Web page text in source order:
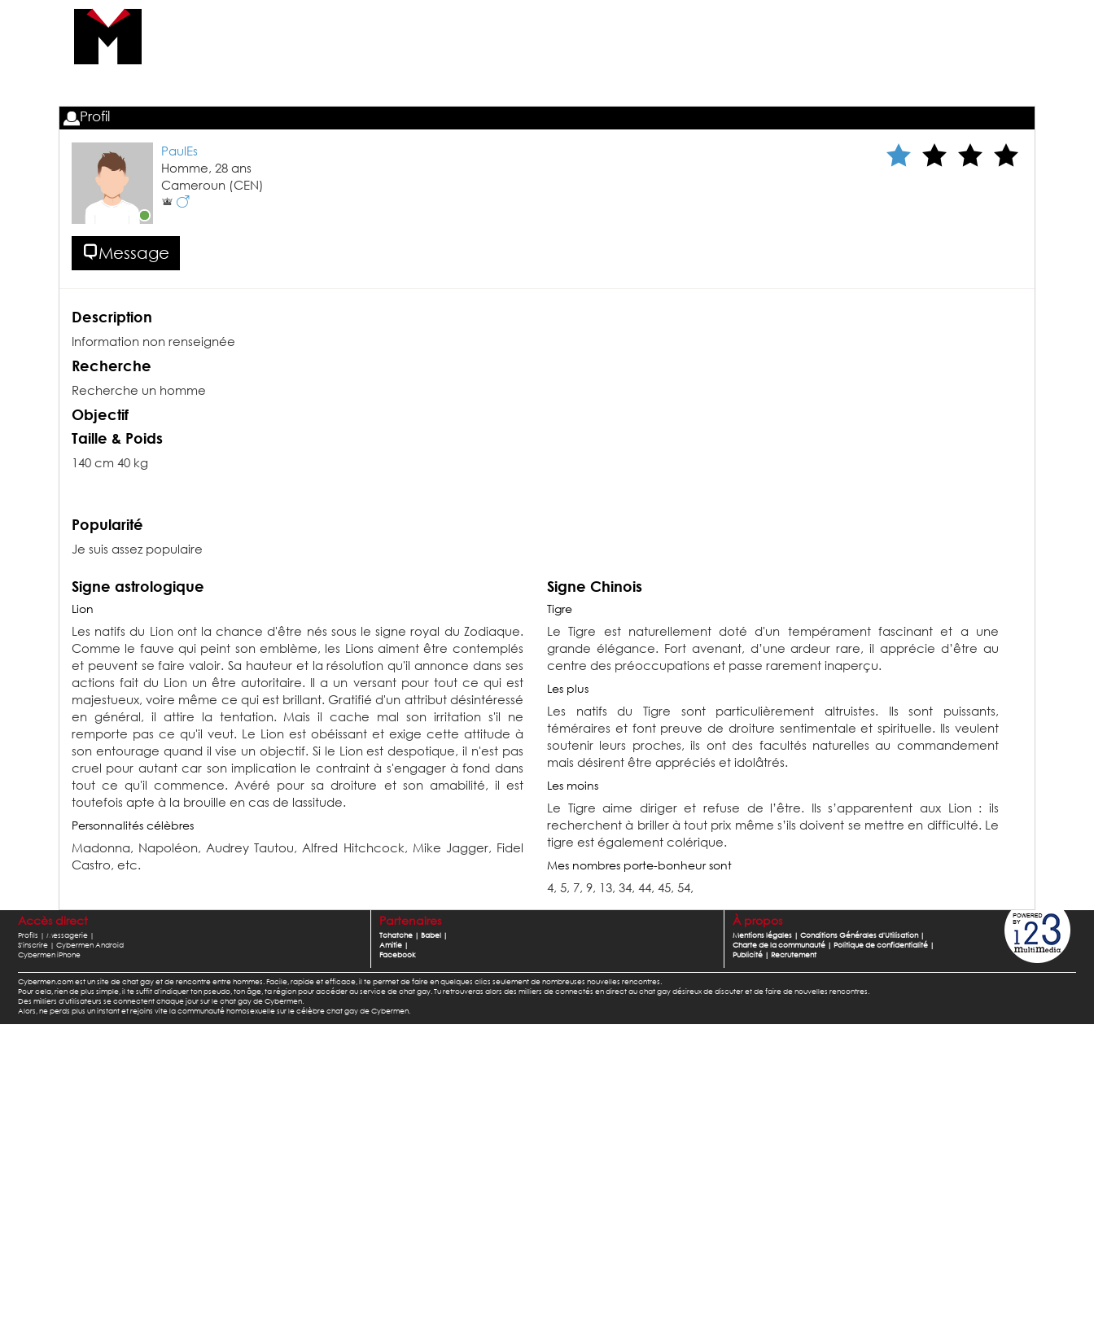
Profil
PaulEs
Homme, 28 ans
Cameroun (CEN)
Message
Description
Information non renseignée
Recherche
Recherche un homme
Objectif
Taille & Poids
140 cm 40 kg
Popularité
Je suis assez populaire
Signe astrologique
Lion
Les natifs du Lion ont la chance d'être nés sous le signe royal du Zodiaque.
Comme le fauve qui peint son emblème, les Lions aiment être contemplés
et peuvent se faire valoir. Sa hauteur et la résolution qu'il annonce dans ses
actions fait du Lion un être autoritaire. Il a un versant pour tout ce qui est
majestueux, voire même ce qui est brillant. Gratifié d'un attribut désintéressé
en général, il attire la tentation. Mais il cache mal son irritation s'il ne
remporte pas ce qu'il veut. Le Lion est obéissant et exige cette attitude à
son entourage quand il vise un objectif. Si le Lion est despotique, il n'est pas
cruel pour autant car son implication le contraint à s'engager à fond dans
tout ce qu'il commence. Avéré pour sa droiture et son amabilité, il est
toutefois apte à la brouille en cas de lassitude.
Personnalités célèbres
Madonna, Napoléon,Audrey Tautou,Alfred Hitchcock, Mike Jagger, Fidel
Castro, etc.
Signe Chinois
Tigre
Le Tigre est naturellement doté d'un tempérament fascinant et a une
grande élégance. Fort avenant, d’une ardeur rare, il apprécie d’être au
centre des préoccupations et passe rarement inaperçu.
Les plus
Les natifs du Tigre sont particulièrement altruistes. Ils sont puissants,
téméraires et font preuve de droiture sentimentale et spirituelle. Ils veulent
soutenir leurs proches, ils ont des facultés naturelles au commandement
mais désirent être appréciés et idolâtrés.
Les moins
Le Tigre aime diriger et refuse de l’être. Ils s’apparentent aux Lion : ils
recherchent à briller à tout prix même s’ils doivent se mettre en difficulté. Le
tigre est également colérique.
Mes nombres porte-bonheur sont
4, 5, 7, 9, 13, 34, 44, 45, 54,
Accès direct
Profils | Messagerie |
S'inscrire | Cybermen Android
Cybermen iPhone
Partenaires
Tchatche | Babel |
Amitie |
Facebook
À propos
Mentions légales| Conditions Générales d'Utilisation|
Charte de la communauté| Politique de confidentialité|
Publicité| Recrutement
Cybermen.com est un site de chat gay et de rencontre entre hommes. Facile, rapide et efficace, il te permet de faire en quelques clics seulement de nombreuses nouvelles rencontres.
Pour cela, rien de plus simple, il te suffit d'indiquer ton pseudo, ton âge, ta région pour accéder au service de chat gay. Tu retrouveras alors des milliers de connectés en direct au chat gay désireux de discuter et de faire de nouvelles rencontres.
Des milliers d'utilisateurs se connectent chaque jour sur le chat gay de Cybermen.
Alors, ne perds plus un instant et rejoins vite la communauté homosexuelle sur le célèbre chat gay de Cybermen.